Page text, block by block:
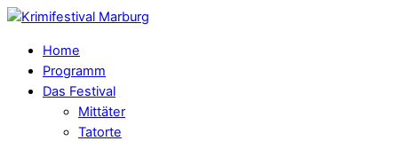
Home
Programm
Das Festival
Mittäter
Tatorte